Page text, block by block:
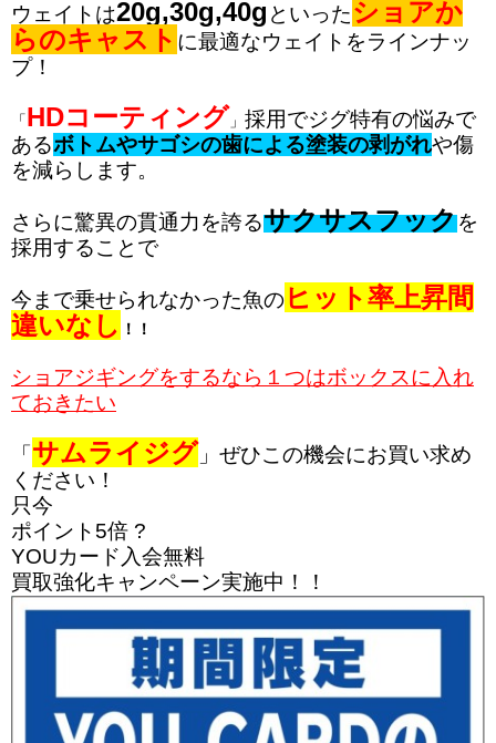
ウェイトは20g,30g,40g といったショアか
らのキャスト に最適なウェイトをラインナッ
プ！
「HDコーティング 」 採用でジグ特有の悩みで
あるボトムやサゴシの歯による塗装の剥がれや傷
を減らします。
さらに驚異の貫通力を誇るサクサスフックを
採用することで
今まで乗せられなかった魚のヒット率上昇間
違いなし ！！
ショアジギングをするなら１つはボックスに入れ
ておきたい
「サムライジグ 」 ぜひこの機会にお買い求め
ください！
只今
ポイント5倍 ?
YOUカード入会無料
買取強化キャンペーン実施中！！